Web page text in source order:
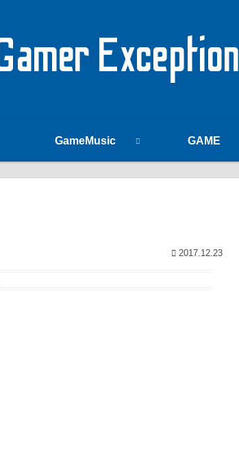
Exception
GameMusic GAME
2017.12.23